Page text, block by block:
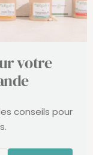
votre
conseils pour